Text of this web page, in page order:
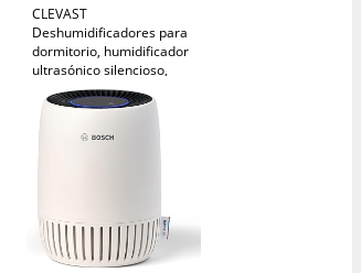
CLEVAST
Deshumidificadores para
dormitorio, humidificador
ultrasónico silencioso,
control de humedad,
humidificador de aire para